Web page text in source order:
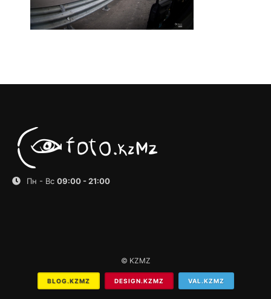
Пн - Вс 09:00 - 21:00
© KZMZ
BLOG.KZMZ DESIGN.KZMZ VAL.KZMZ